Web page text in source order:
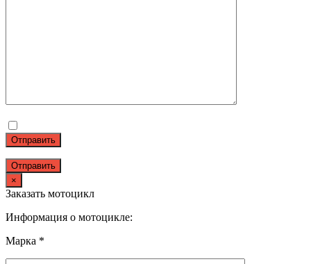
Отправить
×
Заказать мотоцикл
Информация о мотоцикле:
Марка *